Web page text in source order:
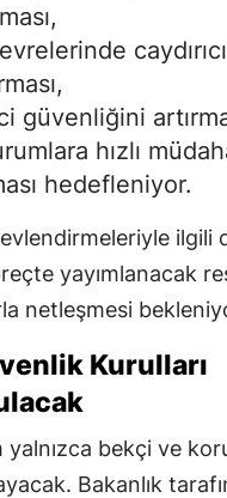
güvenliğini
hızlı
hedefleniyor.
ilgili
yayımlanacak
netleşmesi
Kurulları
yalnızca bekçi ve
Bakanlık